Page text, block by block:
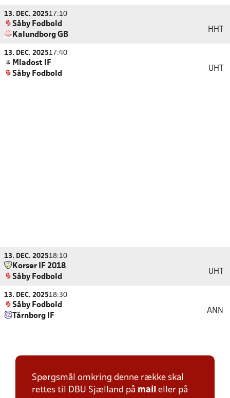
13. DEC. 202517:10
Såby Fodbold
Kalundborg GB
HHT
13. DEC. 202517:40
Mladost IF
Såby Fodbold
UHT
13. DEC. 202518:10
Korsør IF 2018
Såby Fodbold
UHT
13. DEC. 202518:30
Såby Fodbold
Tårnborg IF
ANN
Spørgsmål omkring denne række skal
rettes til DBU Sjælland på mail eller på